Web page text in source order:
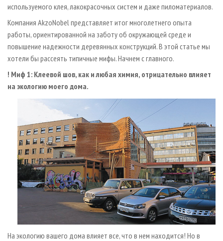
используемого клея, лакокрасочных систем и даже пиломатериалов.
Компания AkzoNobel представляет итог многолетнего опыта
работы, ориентированной на заботу об окружающей среде и
повышение надежности деревянных конструкций. В этой статье мы
хотели бы рассеять типичные мифы. Начнем с главного.
! Миф 1: Клеевой шов, как и любая химия, отрицательно влияет
на экологию моего дома.
На экологию вашего дома влияет все, что в нем находится! Но в